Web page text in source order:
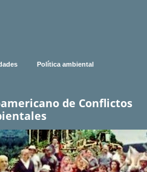
Política ambiental
de Conflictos